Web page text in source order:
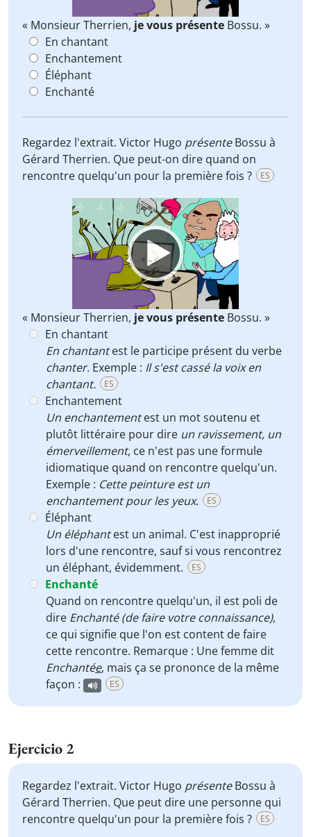
« Monsieur Therrien, je vous présente Bossu. »
En chantant
Enchantement
Éléphant
Enchanté
Regardez l'extrait. Victor Hugo présenteBossu à
Gérard Therrien. Que peut-on dire quand on
rencontre quelqu'un pour la première fois ?
ES
Video
Player
« Monsieur Therrien, je vous présente Bossu. »
En chantant
En chantantest le participe présent du verbe
chanter. Exemple : Il s'est cassé la voix en
chantant.
ES
Enchantement
Un enchantementest un mot soutenu et
plutôt littéraire pour dire un ravissement, un
émerveillement, ce n'est pas une formule
idiomatique quand on rencontre quelqu'un.
Exemple : Cette peinture est un
enchantement pour les yeux.
ES
Éléphant
Un éléphantest un animal. C'est inapproprié
lors d'une rencontre, sauf si vous rencontrez
un éléphant, évidemment.
ES
Enchanté
Quand on rencontre quelqu'un, il est poli de
dire Enchanté (de faire votre connaissance),
ce qui signifie que l'on est content de faire
cette rencontre. Remarque : Une femme dit
Enchantée, mais ça se prononce de la même
façon :
ES
Ejercicio 2
Regardez l'extrait. Victor Hugo présenteBossu à
Gérard Therrien. Que peut dire une personne qui
rencontre quelqu'un pour la première fois ?
ES